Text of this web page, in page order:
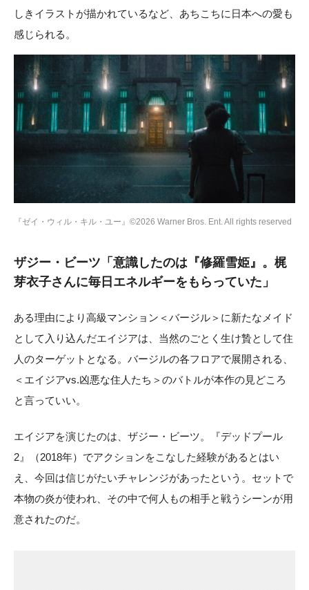
しきイラストが描かれているなど、あちこちに日本への愛も
感じられる。
『ゼイ・ウィル・キル・ユー』©2026 Warner Bros. Ent. All rights reserved
ザジー・ビーツ「意識したのは『修羅雪姫』。梶
芽衣子さんに毎日エネルギーをもらっていた」
ある理由により高級マンション＜バージル＞に新たなメイド
として入り込んだエイジアは、当然のごとく生け贄として住
人のターゲットとなる。バージルの各フロアで展開される、
＜エイジアvs.凶悪な住人たち＞のバトルが本作の見どころ
と言っていい。
エイジアを演じたのは、ザジー・ビーツ。『デッドプール
2』（2018年）でアクションをこなした経験があるとはい
え、今回は信じがたいチャレンジがあったという。セットで
本物の炎が使われ、その中で何人もの相手と戦うシーンが用
意されたのだ。